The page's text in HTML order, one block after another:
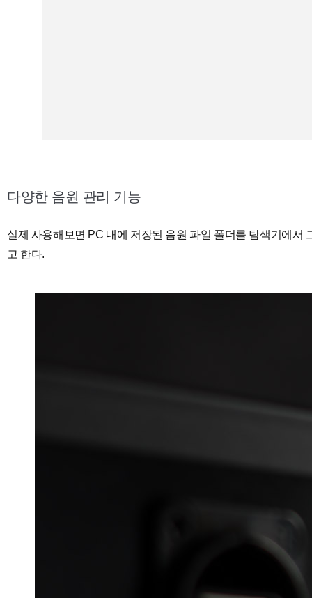
다양한 음원 관리 기능
실제 사용해보면 PC 내에 저장된 음원 파일 폴더를 탐색기에서
고 한다.